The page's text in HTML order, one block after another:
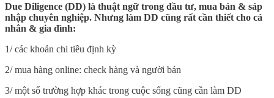
Due Diligence (DD) là thuật ngữ trong đầu tư, mua bán & sáp
nhập chuyên nghiệp. Nhưng làm DD cũng rất cần thiết cho cá
nhân & gia đình:
1/ các khoản chi tiêu định kỳ
2/ mua hàng online: check hàng và người bán
3/ một số trường hợp khác trong cuộc sống cũng cần làm DD